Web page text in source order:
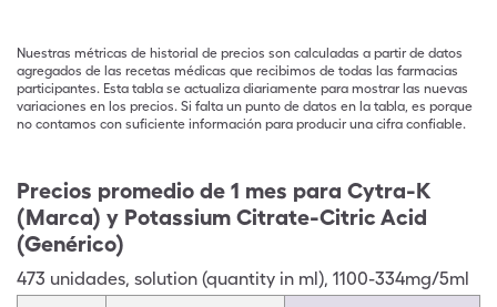
Nuestras métricas de historial de precios son calculadas a partir de datos
agregados de las recetas médicas que recibimos de todas las farmacias
participantes. Esta tabla se actualiza diariamente para mostrar las nuevas
variaciones en los precios. Si falta un punto de datos en la tabla, es porque
no contamos con suficiente información para producir una cifra confiable.
Precios promedio de 1 mes para Cytra-K
(Marca) y Potassium Citrate-Citric Acid
(Genérico)
473 unidades, solution (quantity in ml), 1100-334mg/5ml